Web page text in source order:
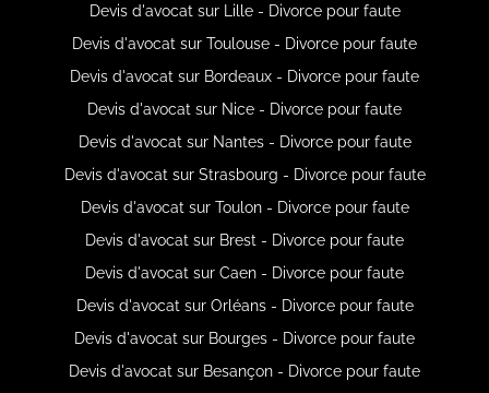
Devis d'avocat sur Lille - Divorce pour faute
Devis d'avocat sur Toulouse - Divorce pour faute
Devis d'avocat sur Bordeaux - Divorce pour faute
Devis d'avocat sur Nice - Divorce pour faute
Devis d'avocat sur Nantes - Divorce pour faute
Devis d'avocat sur Strasbourg - Divorce pour faute
Devis d'avocat sur Toulon - Divorce pour faute
Devis d'avocat sur Brest - Divorce pour faute
Devis d'avocat sur Caen - Divorce pour faute
Devis d'avocat sur Orléans - Divorce pour faute
Devis d'avocat sur Bourges - Divorce pour faute
Devis d'avocat sur Besançon - Divorce pour faute